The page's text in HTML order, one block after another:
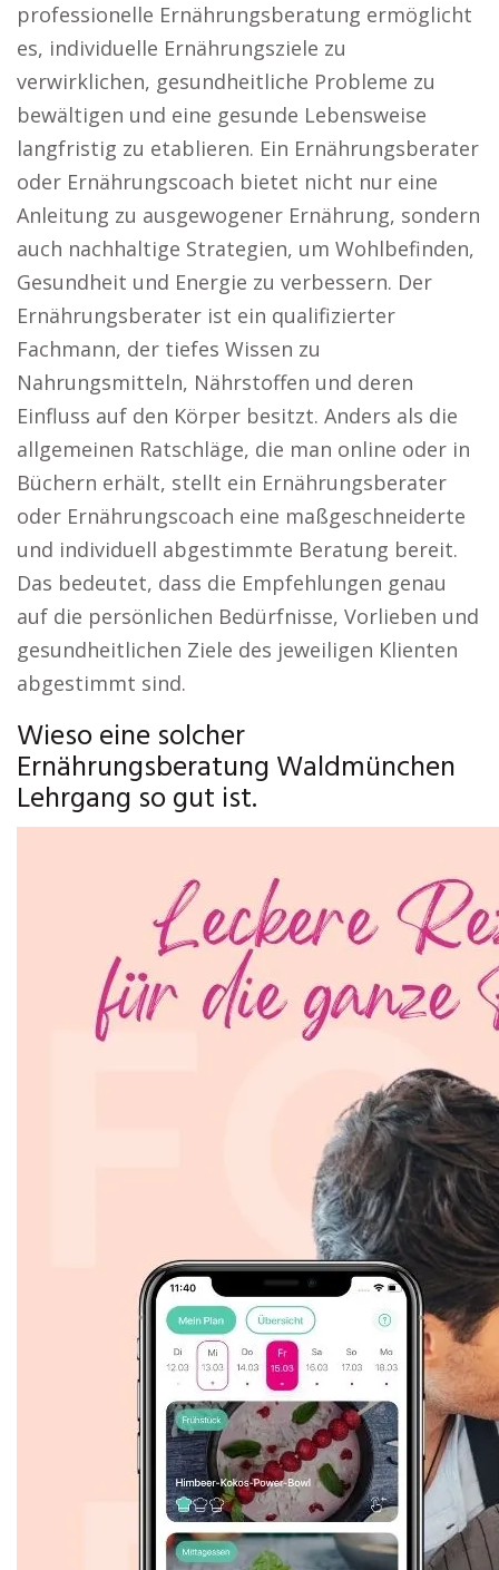
professionelle Ernährungsberatung ermöglicht
es, individuelle Ernährungsziele zu
verwirklichen, gesundheitliche Probleme zu
bewältigen und eine gesunde Lebensweise
langfristig zu etablieren. Ein Ernährungsberater
oder Ernährungscoach bietet nicht nur eine
Anleitung zu ausgewogener Ernährung, sondern
auch nachhaltige Strategien, um Wohlbefinden,
Gesundheit und Energie zu verbessern. Der
Ernährungsberater ist ein qualifizierter
Fachmann, der tiefes Wissen zu
Nahrungsmitteln, Nährstoffen und deren
Einfluss auf den Körper besitzt. Anders als die
allgemeinen Ratschläge, die man online oder in
Büchern erhält, stellt ein Ernährungsberater
oder Ernährungscoach eine maßgeschneiderte
und individuell abgestimmte Beratung bereit.
Das bedeutet, dass die Empfehlungen genau
auf die persönlichen Bedürfnisse, Vorlieben und
gesundheitlichen Ziele des jeweiligen Klienten
abgestimmt sind.
Wieso eine solcher
Ernährungsberatung Waldmünchen
Lehrgang so gut ist.